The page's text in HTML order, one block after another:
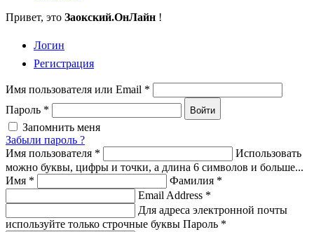
Привет, это Заокский.ОнЛайн !
Логин
Регистрация
Имя пользователя или Email *
Пароль * Войти
Запомнить меня
Забыли пароль ?
Имя пользователя *
Использовать
можно буквы, цифры и точки, а длина 6 символов и больше...
Имя * Фамилия *
Email Address *
Для адреса электронной почты
используйте только строчные буквы Пароль *